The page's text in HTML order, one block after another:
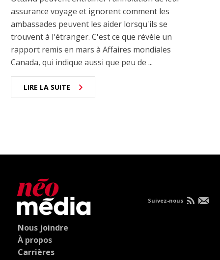
assurance voyage et ignorent comment les
ambassades peuvent les aider lorsqu'ils se
trouvent à l'étranger. C'est ce que révèle un
rapport remis en mars à Affaires mondiales
Canada, qui indique aussi que peu de ...
LIRE LA SUITE
Nous joindre
À propos
Carrières
Suivez-nous